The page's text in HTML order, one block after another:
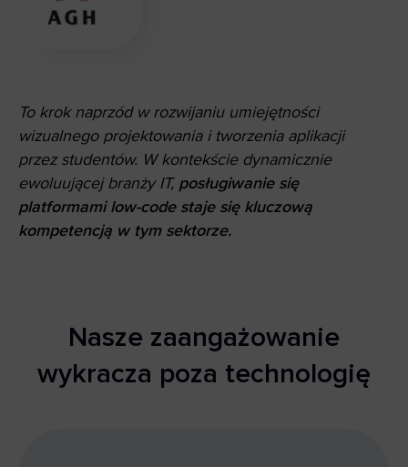
To krok naprzód w rozwijaniu umiejętności
wizualnego projektowania i tworzenia aplikacji
przez studentów. W kontekście dynamicznie
ewoluującej branży IT, posługiwanie się
platformami low-code staje się kluczową
kompetencją w tym sektorze.
Nasze zaangażowanie
wykracza poza technologię